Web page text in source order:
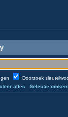
Doorzoek
alles Selectie